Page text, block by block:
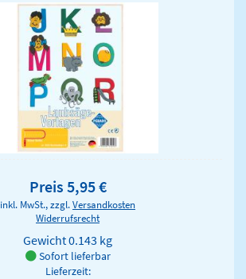
Preis 5,95 €
inkl. MwSt., zzgl.Versandkosten
Widerrufsrecht
Gewicht0.143 kg
Sofort lieferbar
Lieferzeit: